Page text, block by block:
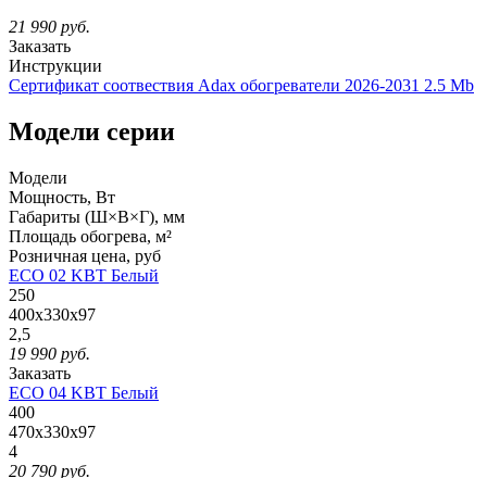
21 990 руб.
Заказать
Инструкции
Сертификат соотвествия Adax обогреватели 2026-2031 2.5 Mb
Модели серии
Модели
Мощность, Вт
Габариты (Ш×В×Г), мм
Площадь обогрева, м²
Розничная цена, руб
ECO 02 KBT Белый
250
400x330x97
2,5
19 990 руб.
Заказать
ECO 04 KBT Белый
400
470x330x97
4
20 790 руб.